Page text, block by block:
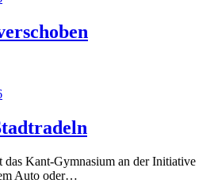
das Kant-Gymnasium an der Initiative
Auto oder…